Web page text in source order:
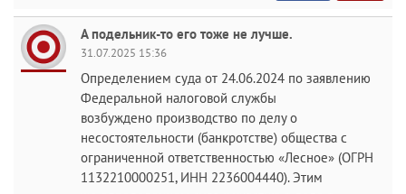
А подельник-то его тоже не лучше.
31.07.2025 15:36
Определением суда от 24.06.2024 по заявлению
Федеральной налоговой службы
возбуждено производство по делу о
несостоятельности (банкротстве) общества с
ограниченной ответственностью «Лесное» (ОГРН
1132210000251, ИНН 2236004440). Этим